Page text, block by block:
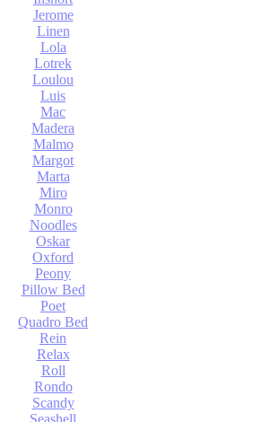
Jerome
Linen
Lola
Lotrek
Loulou
Luis
Mac
Madera
Malmo
Margot
Marta
Miro
Monro
Noodles
Oskar
Oxford
Peony
Pillow Bed
Poet
Quadro Bed
Rein
Relax
Roll
Rondo
Scandy
Seashell